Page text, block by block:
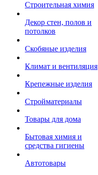
Строительная химия
Декор стен, полов и
потолков
Скобяные изделия
Климат и вентиляция
Крепежные изделия
Стройматериалы
Товары для дома
Бытовая химия и
средства гигиены
Автотовары